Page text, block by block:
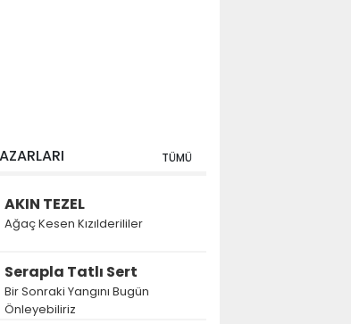
TÜMÜ
AKIN TEZEL
Ağaç Kesen Kızılderililer
Serapla Tatlı Sert
Bir Sonraki Yangını Bugün
Önleyebiliriz